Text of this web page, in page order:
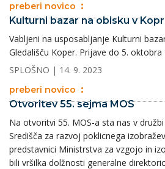
preberi novico
Kulturni bazar na obisku v
Vabljeni na usposabljanje Kulturni
Gledališču Koper. Prijave do 5. oktobra
SPLOŠNO | 14. 9. 2023
preberi novico
Otvoritev 55. sejma MOS
Na otvoritvi 55. MOS-a sta nas v
Središča za razvoj poklicnega
predstavnici Ministrstva za vzgojo in
bili vršilka dolžnosti generalne